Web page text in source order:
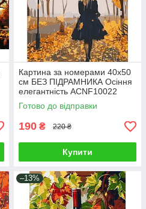
Картина за номерами 40х50
см БЕЗ ПІДРАМНИКА Осіння
елегантність ACNF10022
Готово до відправки
190 ₴ 220 ₴
Купити
–13%